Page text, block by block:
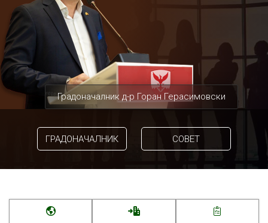
Градоначалник д-р Горан Герасимовски
ГРАДОНАЧАЛНИК СОВЕТ